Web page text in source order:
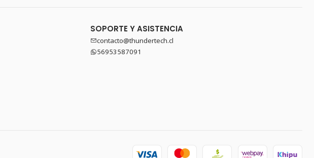
SOPORTE Y ASISTENCIA
contacto@thundertech.cl
56953587091